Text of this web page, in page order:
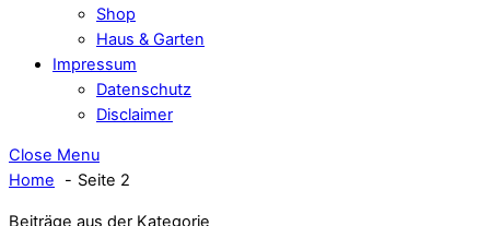
Shop
Haus & Garten
Impressum
Datenschutz
Disclaimer
Close Menu
Home
Seite 2
Beiträge aus der Kategorie